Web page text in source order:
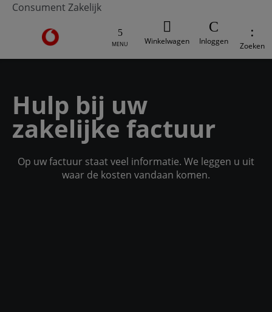
Consument Zakelijk
Ga naar de Vodafone homepage
MENU Winkelwagen Inloggen Zoeken
Hulp bij uw
zakelijke factuur
Op uw factuur staat veel informatie. We leggen u uit
waar de kosten vandaan komen.